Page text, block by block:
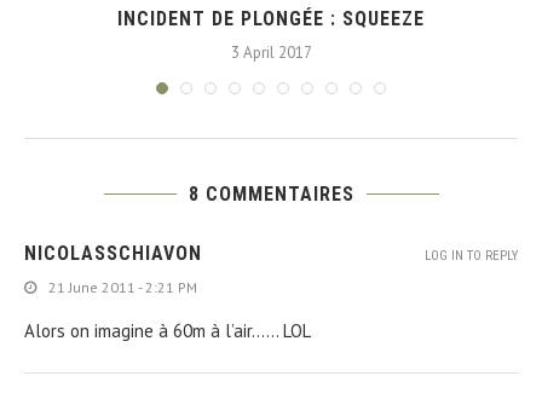
INCIDENT DE PLONGÉE : SQUEEZE
3 April 2017
8 COMMENTAIRES
NICOLASSCHIAVON
21 June 2011 - 2:21 PM
Alors on imagine à 60m à l’air…… LOL
LOG IN TO REPLY